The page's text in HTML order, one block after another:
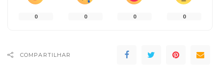
0 0 0 0
COMPARTILHAR